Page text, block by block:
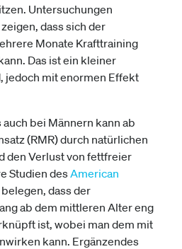
Untersuchungen
zeigen, dass sich der
Monate Krafttraining
Das ist ein kleiner
jedoch mit enormen Effekt
bei Männern kann ab
(RMR) durch natürlichen
den Verlust von fettfreier
Studien desAmerican
belegen, dass der
ab dem mittleren Alter eng
ist, wobei man dem mit
kann. Ergänzendes